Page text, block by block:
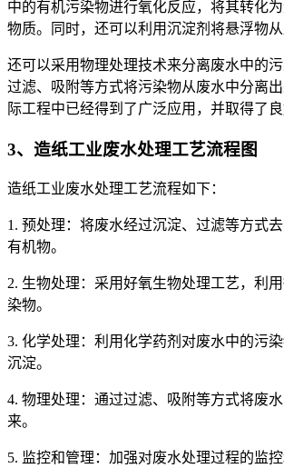
中的有机污染物进行氧化反应，将其转化
物质。同时，还可以利用沉淀剂将悬浮物从
还可以采用物理处理技术来分离废水中的
过滤、吸附等方式将污染物从废水中分离
际工程中已经得到了广泛应用，并取得了良
3、造纸工业废水处理工艺流程图
造纸工业废水处理工艺流程如下：
1. 预处理：将废水经过沉淀、过滤等方式
有机物。
2. 生物处理：采用好氧生物处理工艺，利
染物。
3. 化学处理：利用化学药剂对废水中的污
沉淀。
4. 物理处理：通过过滤、吸附等方式将废
来。
5. 监控和管理：加强对废水处理过程的监